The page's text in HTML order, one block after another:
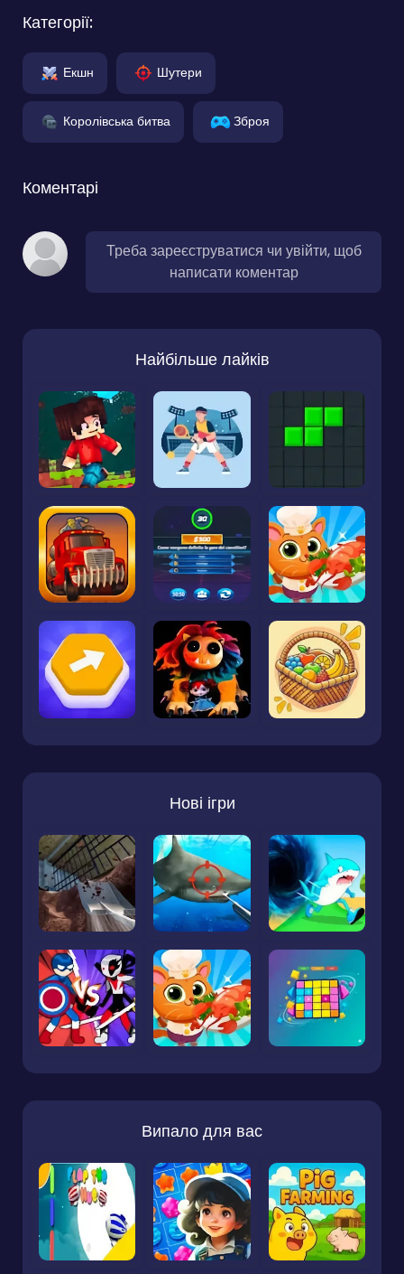
Категорії:
Екшн Шутери
Королівська битва Зброя
Коментарі
Треба зареєструватися чи увійти, щоб
написати коментар
Найбільше лайків
Нові ігри
Випало для вас